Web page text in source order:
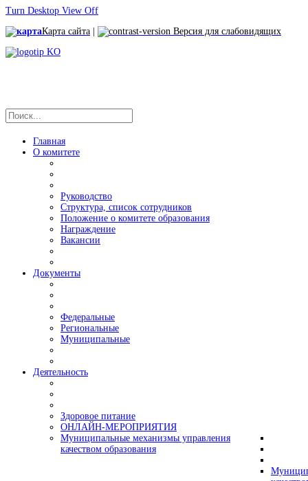
Turn Desktop View Off
Карта сайта
Версия для слабовидящих
Главная
О комитете
Руководство
Структура, список сотрудников
Положение о комитете образования
Награждение
Вакансии
Документы
Федеральные
Региональные
Муниципальные
Деятельность
Здоровое питание
ОНЛАЙН-МЕРОПРИЯТИЯ
Муниципальные механизмы управления
качеством образования